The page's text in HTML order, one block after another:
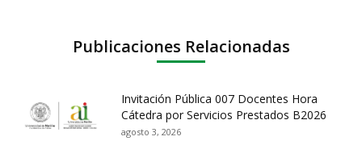
Publicaciones Relacionadas
Invitación Pública 007 Docentes Hora
Cátedra por Servicios Prestados B2026
agosto 3, 2026